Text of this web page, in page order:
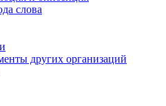
слова
других организаций